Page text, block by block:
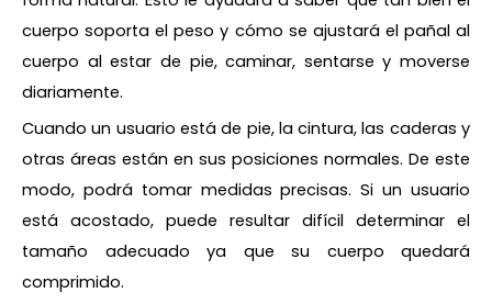
cuerpo soporta el peso y cómo se ajustará el pañal al
cuerpo al estar de pie, caminar, sentarse y moverse
diariamente.
Cuando un usuario está de pie, la cintura, las caderas y
otras áreas están en sus posiciones normales. De este
modo, podrá tomar medidas precisas. Si un usuario
está acostado, puede resultar difícil determinar el
tamaño adecuado ya que su cuerpo quedará
comprimido.